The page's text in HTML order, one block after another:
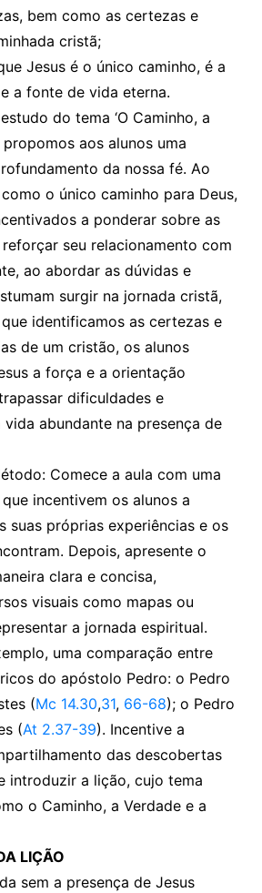
bem como as certezas e
cristã;
Jesus é o único caminho, é a
a fonte de vida eterna.
do tema ‘O Caminho, a
propomos aos alunos uma
da nossa fé. Ao
o único caminho para Deus,
a ponderar sobre as
seu relacionamento com
ao abordar as dúvidas e
surgir na jornada cristã,
identificamos as certezas e
de um cristão, os alunos
a força e a orientação
dificuldades e
abundante na presença de
Comece a aula com uma
incentivem os alunos a
suas próprias experiências e os
Depois, apresente o
clara e concisa,
visuais como mapas ou
a jornada espiritual.
uma comparação entre
do apóstolo Pedro: o Pedro
(Mc 14.30,31, 66-68); o Pedro
(At 2.37-39). Incentive a
das descobertas
introduzir a lição, cujo tema
o Caminho, a Verdade e a
LIÇÃO
sem a presença de Jesus